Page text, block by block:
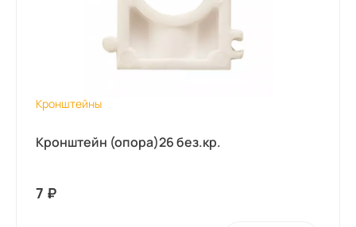
Кронштейны
Кронштейн (опора)26 без.кр.
7 ₽